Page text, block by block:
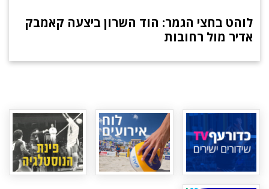
לוהט בחצי הגמר: הוד השרון ביצעה קאמבק
אדיר מול רחובות